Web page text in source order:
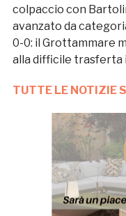
colpaccio con
avanzato da
0-0: il Grottammare
alla difficile trasferta
TUTTE LE NOTIZIE